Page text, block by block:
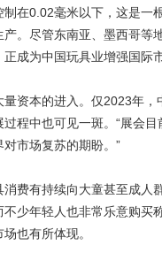
在0.02毫米以下，这是
。尽管东南亚、墨西哥
正成为中国玩具业增强国际
资本的进入。仅2023年
程中也可见一斑。“展会
市场复苏的期盼。”
费有持续向大童甚至成
少年轻人也非常乐意购
也有所体现。